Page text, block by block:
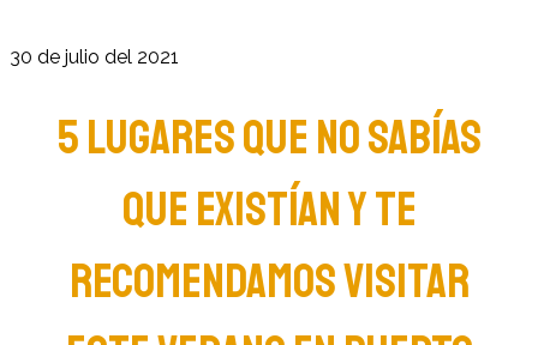
30 de julio del 2021
5 LUGARES QUE NO SABÍAS
QUE EXISTÍAN Y TE
RECOMENDAMOS VISITAR